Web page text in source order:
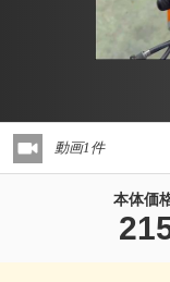
動画1件
本体価